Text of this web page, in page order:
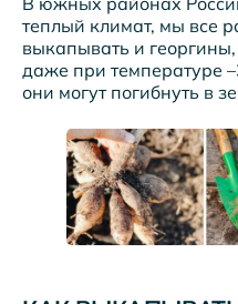
теплый климат, мы все
выкапывать и
даже при температуре
они могут погибнуть в